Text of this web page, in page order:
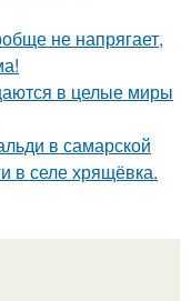
не напрягает,
в целые миры
в самарской
в селе хрящёвка.